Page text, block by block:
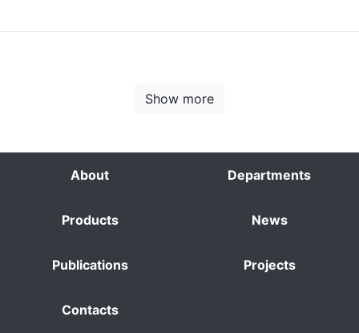
Show more
About Departments
Products News
Publications Projects
Contacts